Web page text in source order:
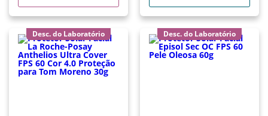
Desc. do Laboratório Desc. do Laboratório